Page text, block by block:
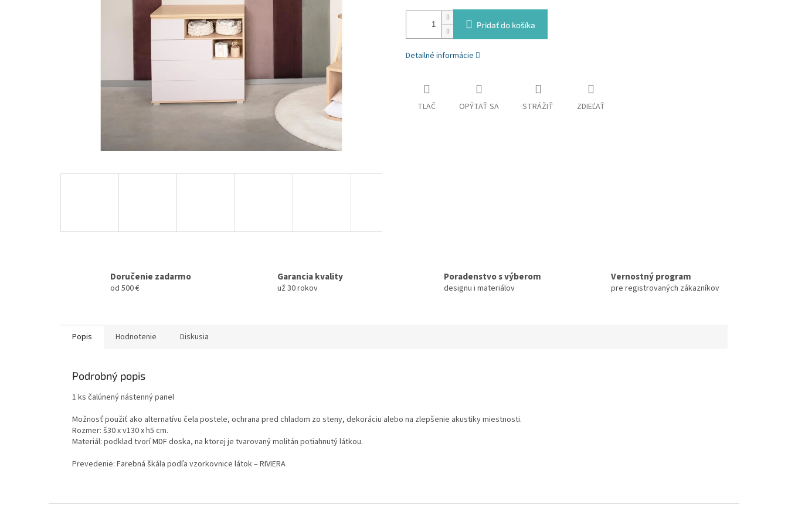
Pridať do košíka
Detailné informácie
TLAČ OPÝTAŤ SA STRÁŽIŤ ZDIEĽAŤ
Doručenie zadarmo
od 500 €
Garancia kvality
už 30 rokov
Poradenstvo s výberom
designu i materiálov
Vernostný program
pre registrovaných zákazníkov
Popis Hodnotenie Diskusia
Podrobný popis
1 ks čalúnený nástenný panel
Možnosť použiť ako alternatívu čela postele, ochrana pred chladom zo steny, dekoráciu alebo na zlepšenie akustiky miestnosti.
Rozmer: š30 x v130 x h5 cm.
Materiál: podklad tvorí MDF doska, na ktorej je tvarovaný molitán potiahnutý látkou.
Prevedenie: Farebná škála podľa vzorkovnice látok – RIVIERA